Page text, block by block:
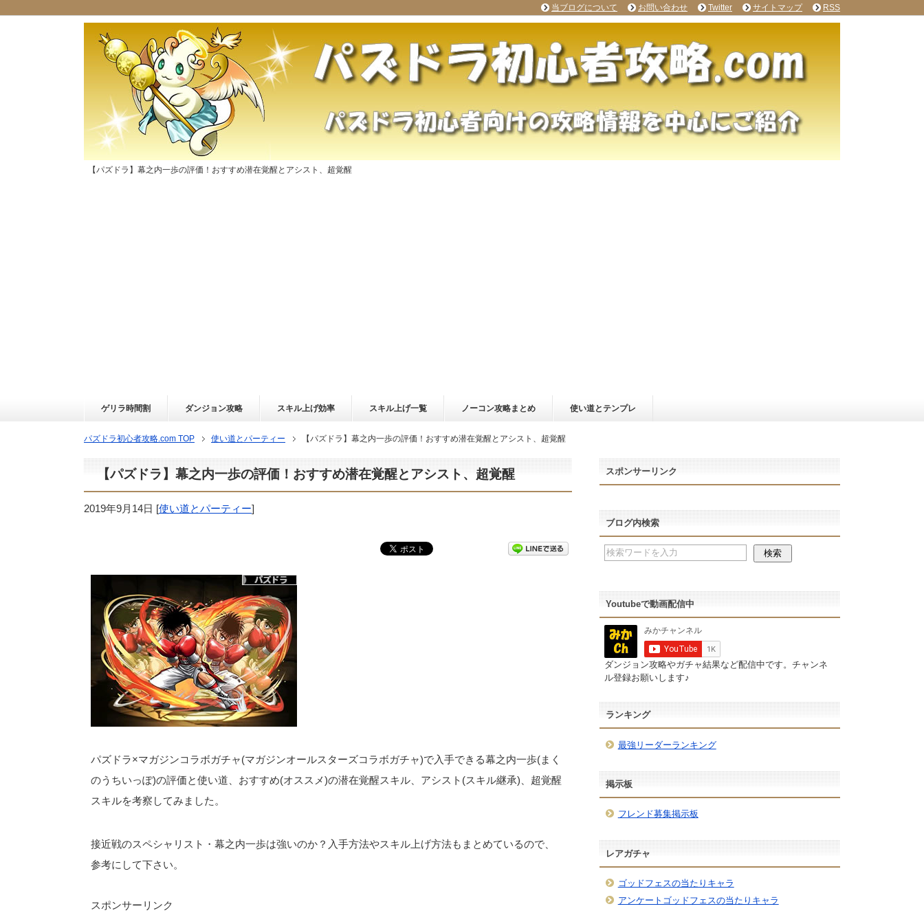
【パズドラ】幕之内一歩の評価！おすすめ潜在覚醒とアシスト、超覚醒
ゲリラ時間割 ダンジョン攻略 スキル上げ効率 スキル上げ一覧 ノーコン攻略まとめ 使い道とテンプレ
パズドラ初心者攻略.com TOP 使い道とパーティー 【パズドラ】幕之内一歩の評価！おすすめ潜在覚醒とアシスト、超覚醒
【パズドラ】幕之内一歩の評価！おすすめ潜在覚醒とアシスト、超覚醒
2019年9月14日 [使い道とパーティー]
パズドラ×マガジンコラボガチャ(マガジンオールスターズコラボガチャ)で入手できる幕之内一歩(まく
のうちいっぽ)の評価と使い道、おすすめ(オススメ)の潜在覚醒スキル、アシスト(スキル継承)、超覚醒
スキルを考察してみました。
接近戦のスペシャリスト・幕之内一歩は強いのか？入手方法やスキル上げ方法もまとめているので、
参考にして下さい。
スポンサーリンク
スポンサーリンク
ブログ内検索
Youtubeで動画配信中
ダンジョン攻略やガチャ結果など配信中です。チャンネ
ル登録お願いします♪
ランキング
最強リーダーランキング
掲示板
フレンド募集掲示板
レアガチャ
ゴッドフェスの当たりキャラ
アンケートゴッドフェスの当たりキャラ
当ブログについて お問い合わせ Twitter サイトマップ RSS